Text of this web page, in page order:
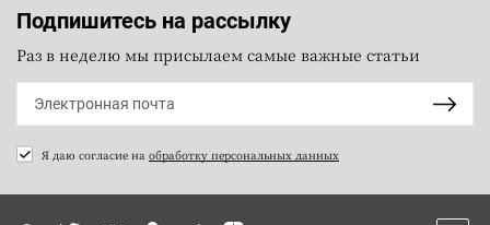
Подпишитесь на рассылку
Раз в неделю мы присылаем самые важные статьи
Я даю согласие на обработку персональных данных